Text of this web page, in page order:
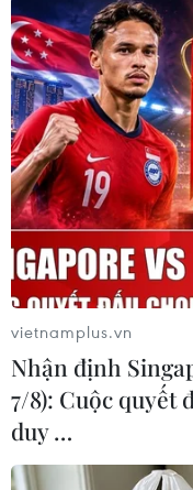
Nhân viên y tế lấy
Nguyễn Trãi (Hà
19/8.
Người dân phường
vietnamplus.vn
Nhận định
7/8): Cuộc quyết
duy …